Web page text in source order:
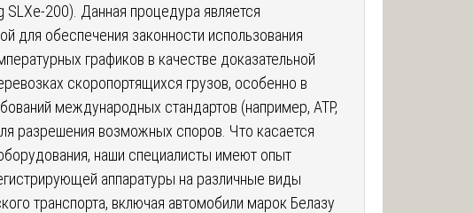
SLXе-200). Данная процедура является
для обеспечения законности использования
графиков в качестве доказательной
скоропортящихся грузов, особенно в
международных стандартов (например, ATP,
разрешения возможных споров. Что касается
наши специалисты имеют опыт
аппаратуры на различные виды
транспорта, включая автомобили марок Белазу